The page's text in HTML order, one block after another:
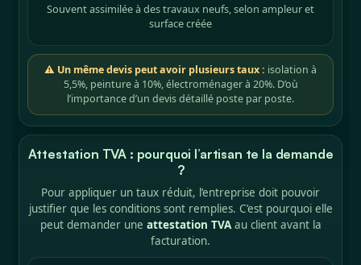
Souvent assimilée à des travaux neufs, selon ampleur et
surface créée
⚠ Un même devis peut avoir plusieurs taux : isolation à
5,5%, peinture à 10%, électroménager à 20%. D’où
l’importance d’un devis détaillé poste par poste.
Attestation TVA : pourquoi l’artisan te la demande
?
Pour appliquer un taux réduit, l’entreprise doit pouvoir
justifier que les conditions sont remplies. C’est pourquoi elle
peut demander une attestation TVAau client avant la
facturation.